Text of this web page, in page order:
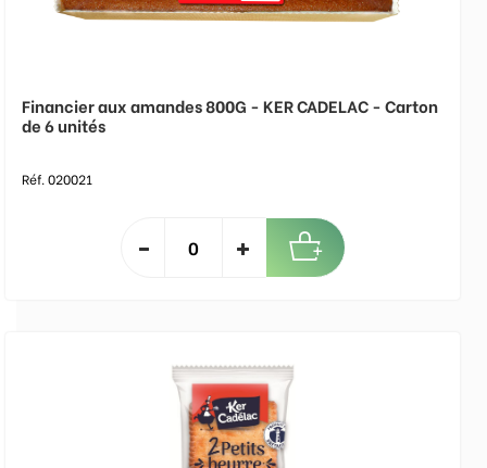
Financier aux amandes 800G - KER CADELAC - Carton
de 6 unités
Réf. 020021